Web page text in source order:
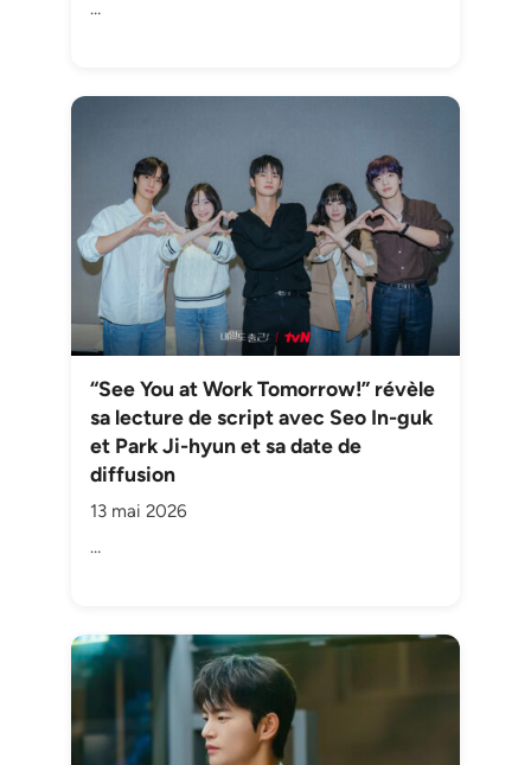
…
“See You at Work Tomorrow!” révèle
sa lecture de script avec Seo In-guk
et Park Ji-hyun et sa date de
diffusion
13 mai 2026
…